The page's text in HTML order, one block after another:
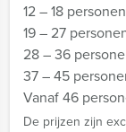
12 – 18 personen
19 – 27
28 – 36
37 – 45
Vanaf 46
De prijzen zijn